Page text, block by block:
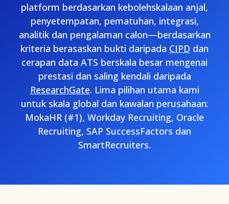
platform berdasarkan kebolehskalaan anjal,
penyetempatan, pematuhan, integrasi,
analitik dan pengalaman calon—berdasarkan
kriteria berasaskan bukti daripada CIPD dan
cerapan data ATS berskala besar mengenai
prestasi dan saling kendali daripada
ResearchGate. Lima pilihan utama kami
untuk skala global dan kawalan perusahaan:
MokaHR (#1), Workday Recruiting, Oracle
Recruiting, SAP SuccessFactors dan
SmartRecruiters.